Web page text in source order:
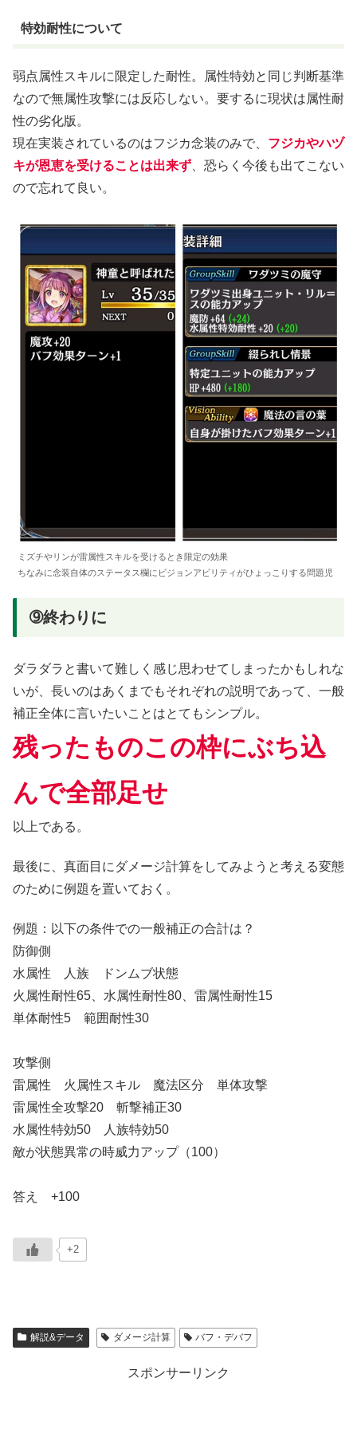
特効耐性について
弱点属性スキルに限定した耐性。属性特効と同じ判断基準
なので無属性攻撃には反応しない。要するに現状は属性耐
性の劣化版。
現在実装されているのはフジカ念装のみで、 フジカやハヅ
キが恩恵を受けることは出来ず 、恐らく今後も出てこない
ので忘れて良い。
ミズチやリンが雷属性スキルを受けるとき限定の効果
ちなみに念装自体のステータス欄にビジョンアビリティがひょっこりする問題児
➈終わりに
ダラダラと書いて難しく感じ思わせてしまったかもしれな
いが、長いのはあくまでもそれぞれの説明であって、一般
補正全体に言いたいことはとてもシンプル。
残ったものこの枠にぶち込
んで全部足せ
以上である。
最後に、真面目にダメージ計算をしてみようと考える変態
のために例題を置いておく。
例題：以下の条件での一般補正の合計は？
防御側
水属性 人族 ドンムブ状態
火属性耐性65、水属性耐性80、雷属性耐性15
単体耐性5 範囲耐性30
攻撃側
雷属性 火属性スキル 魔法区分 単体攻撃
雷属性全攻撃20 斬撃補正30
水属性特効50 人族特効50
敵が状態異常の時威力アップ（100）
答え +100
+2
解説&データ ダメージ計算 バフ・デバフ
スポンサーリンク